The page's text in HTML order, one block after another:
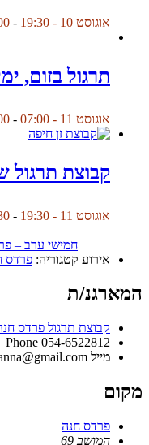
אוגוסט 10 - 19:30 -
תרגול בזום,
אוגוסט 11 - 07:00 -
קבוצת תרגול
אוגוסט 11 - 19:30 -
חמישי ערב –
אירוע קטגוריה: פרדס
המארגנ/ת
קבוצת תרגול פרדס
Phone 054-6522812
מייל
מקום
פרדס חנה
המושב 69